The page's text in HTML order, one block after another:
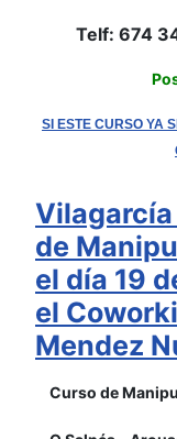
Telf: 674
SI ESTE CURSO YA
de
el día 19
el
Mendez
Curso de